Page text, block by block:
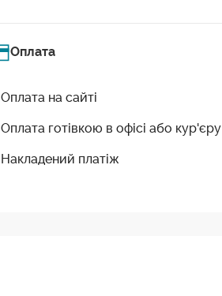
Оплата
Оплата на сайті
Оплата готівкою в офісі або кур'єру
Накладений платіж